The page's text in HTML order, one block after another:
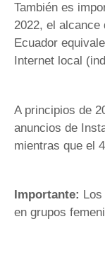
También es
2022, el alcance
Ecuador
Internet local
A principios de
anuncios de
mientras que el
Importante:
en grupos